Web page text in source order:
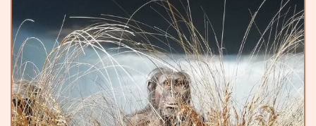
Quiz
Memospiel
Videos
Mach mit!